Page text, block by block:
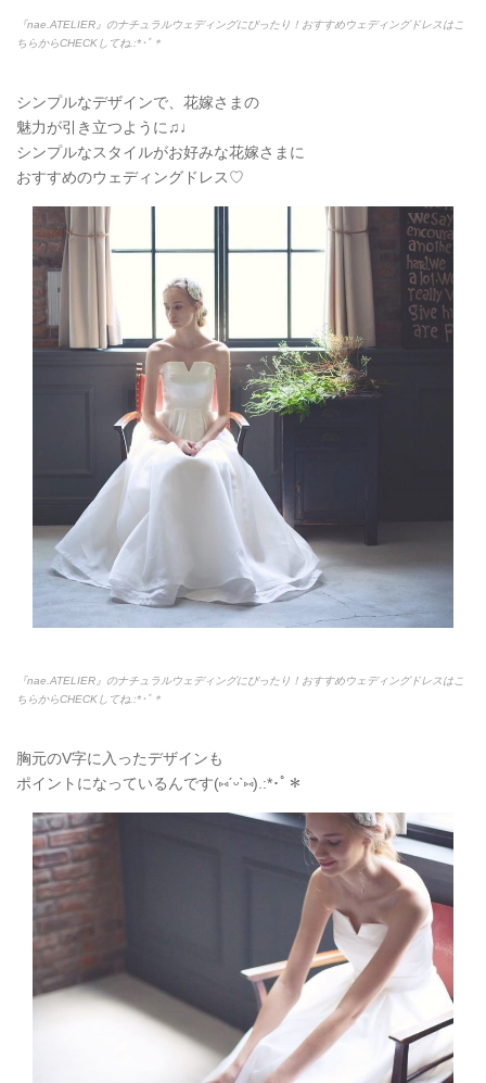
『nae.ATELIER』のナチュラルウェディングにぴったり！おすすめウェディングドレスはこ
ちらからCHECKしてね.:*･ﾟ＊
シンプルなデザインで、花嫁さまの
魅力が引き立つように♫♩
シンプルなスタイルがお好みな花嫁さまに
おすすめのウェディングドレス♡
『nae.ATELIER』のナチュラルウェディングにぴったり！おすすめウェディングドレスはこ
ちらからCHECKしてね.:*･ﾟ＊
胸元のV字に入ったデザインも
ポイントになっているんです(⑅ˊᵕˋ⑅).:*･ﾟ＊